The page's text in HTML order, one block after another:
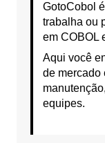
GotoCobol
trabalha ou
em COBOL
Aqui você
de mercado
equipes.